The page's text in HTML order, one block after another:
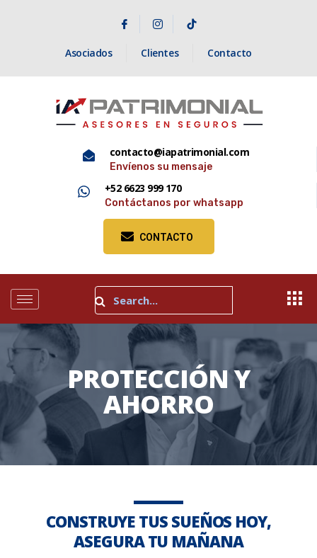
Asociados Clientes Contacto
contacto@iapatrimonial.com
Envíenos su mensaje
+52 6623 999 170
Contáctanos por whatsapp
CONTACTO
PROTECCIÓN Y
AHORRO
CONSTRUYE TUS SUEÑOS HOY,
ASEGURA TU MAÑANA